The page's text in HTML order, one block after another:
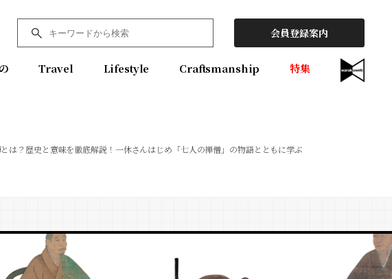
会員登録案内
Travel Lifestyle Craftsmanship 特集
は？歴史と意味を徹底解説！一休さんはじめ「七人の禅僧」の物語とともに学ぶ